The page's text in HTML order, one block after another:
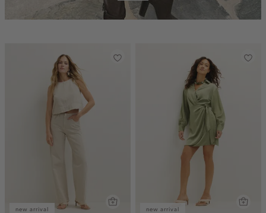
new arrival new arrival